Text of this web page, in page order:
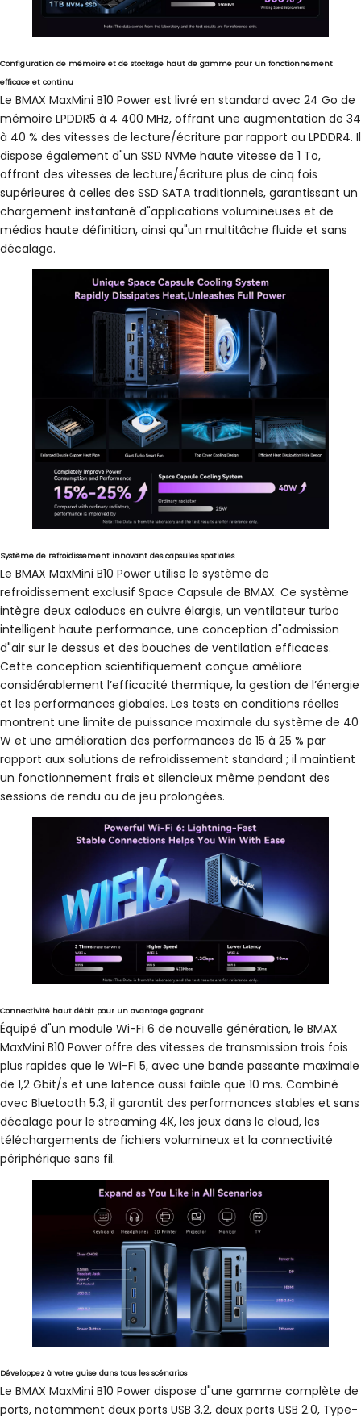
Configuration de mémoire et de stockage haut de gamme pour un fonctionnement
efficace et continu
Le BMAX MaxMini B10 Power est livré en standard avec 24 Go de
mémoire LPDDR5 à 4 400 MHz, offrant une augmentation de 34
à 40 % des vitesses de lecture/écriture par rapport au LPDDR4. Il
dispose également d"un SSD NVMe haute vitesse de 1 To,
offrant des vitesses de lecture/écriture plus de cinq fois
supérieures à celles des SSD SATA traditionnels, garantissant un
chargement instantané d"applications volumineuses et de
médias haute définition, ainsi qu"un multitâche fluide et sans
décalage.
Système de refroidissement innovant des capsules spatiales
Le BMAX MaxMini B10 Power utilise le système de
refroidissement exclusif Space Capsule de BMAX. Ce système
intègre deux caloducs en cuivre élargis, un ventilateur turbo
intelligent haute performance, une conception d"admission
d"air sur le dessus et des bouches de ventilation efficaces.
Cette conception scientifiquement conçue améliore
considérablement l’efficacité thermique, la gestion de l’énergie
et les performances globales. Les tests en conditions réelles
montrent une limite de puissance maximale du système de 40
W et une amélioration des performances de 15 à 25 % par
rapport aux solutions de refroidissement standard ; il maintient
un fonctionnement frais et silencieux même pendant des
sessions de rendu ou de jeu prolongées.
Connectivité haut débit pour un avantage gagnant
Équipé d"un module Wi-Fi 6 de nouvelle génération, le BMAX
MaxMini B10 Power offre des vitesses de transmission trois fois
plus rapides que le Wi-Fi 5, avec une bande passante maximale
de 1,2 Gbit/s et une latence aussi faible que 10 ms. Combiné
avec Bluetooth 5.3, il garantit des performances stables et sans
décalage pour le streaming 4K, les jeux dans le cloud, les
téléchargements de fichiers volumineux et la connectivité
périphérique sans fil.
Développez à votre guise dans tous les scénarios
Le BMAX MaxMini B10 Power dispose d"une gamme complète de
ports, notamment deux ports USB 3.2, deux ports USB 2.0, Type-